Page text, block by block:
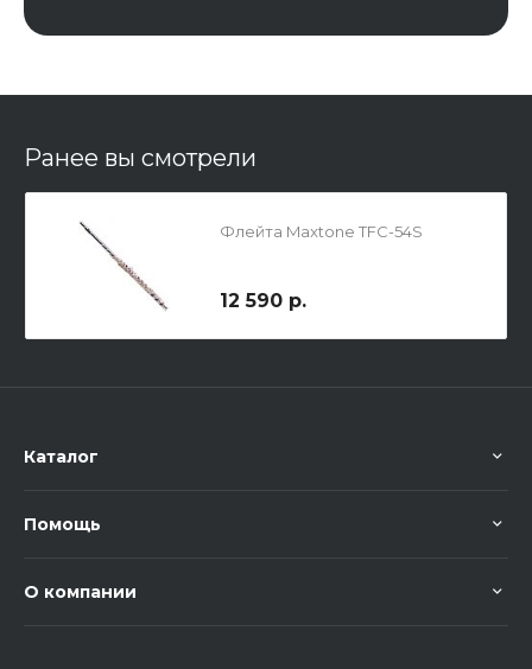
Ранее вы смотрели
Флейта Maxtone TFC-54S
12 590 р.
Каталог
Помощь
О компании